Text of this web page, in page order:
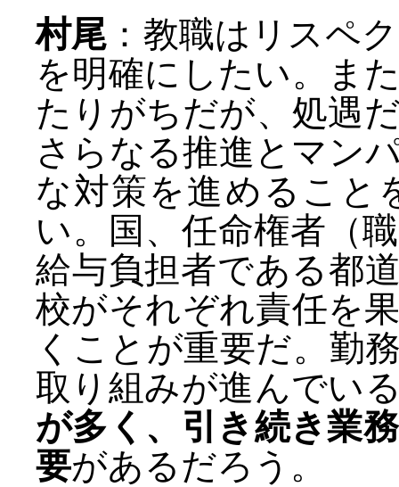
村尾 ：教職はリスペ
を明確にしたい。ま
たりがちだが、処遇
さらなる推進とマン
な対策を進めること
い。国、任命権者（
給与負担者である都
校がそれぞれ責任を
くことが重要だ。勤
取り組みが進んでい
が多く、引き続き業
要があるだろう。